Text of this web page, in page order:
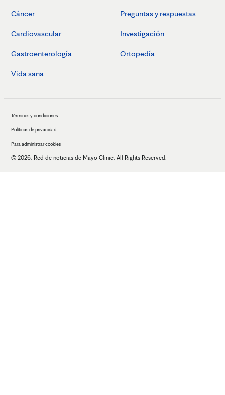
Cáncer
Cardiovascular
Gastroenterología
Vida sana
Preguntas y respuestas
Investigación
Ortopedía
Términos y condiciones
Políticas de privacidad
Para administrar cookies
© 2026. Red de noticias de Mayo Clinic. All Rights Reserved.